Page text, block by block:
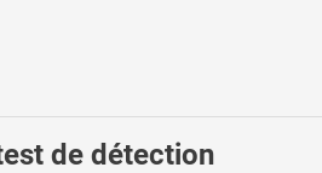
de détection